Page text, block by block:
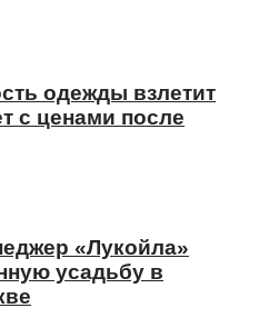
одежды взлетит
с ценами после
«Лукойла»
усадьбу в